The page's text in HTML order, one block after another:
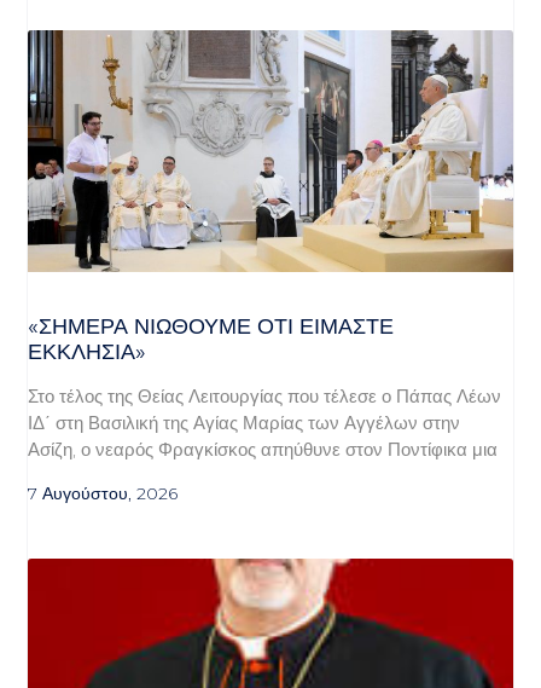
«ΣΉΜΕΡΑ ΝΙΏΘΟΥΜΕ ΌΤΙ ΕΊΜΑΣΤΕ
ΕΚΚΛΗΣΊΑ»
Στο τέλος της Θείας Λειτουργίας που τέλεσε ο Πάπας Λέων
ΙΔ΄ στη Βασιλική της Αγίας Μαρίας των Αγγέλων στην
Ασίζη, ο νεαρός Φραγκίσκος απηύθυνε στον Ποντίφικα μια
7 Αυγούστου, 2026